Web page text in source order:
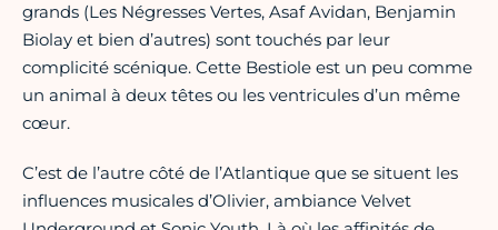
grands (Les Négresses Vertes, Asaf Avidan, Benjamin
Biolay et bien d’autres) sont touchés par leur
complicité scénique. Cette Bestiole est un peu comme
un animal à deux têtes ou les ventricules d’un même
cœur.
C’est de l’autre côté de l’Atlantique que se situent les
influences musicales d’Olivier, ambiance Velvet